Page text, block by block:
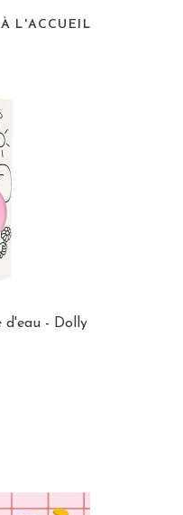
L'ACCUEIL
d'eau - Dolly